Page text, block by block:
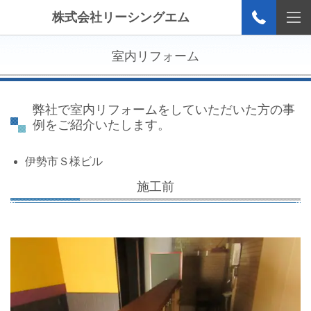
株式会社リーシングエム
室内リフォーム
弊社で室内リフォームをしていただいた方の事
例をご紹介いたします。
伊勢市Ｓ様ビル
施工前